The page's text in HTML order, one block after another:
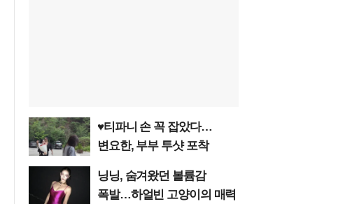
♥티파니 손 꼭 잡았다…
변요한, 부부 투샷 포착
닝닝, 숨겨왔던 볼륨감
폭발…하얼빈 고양이의 매력